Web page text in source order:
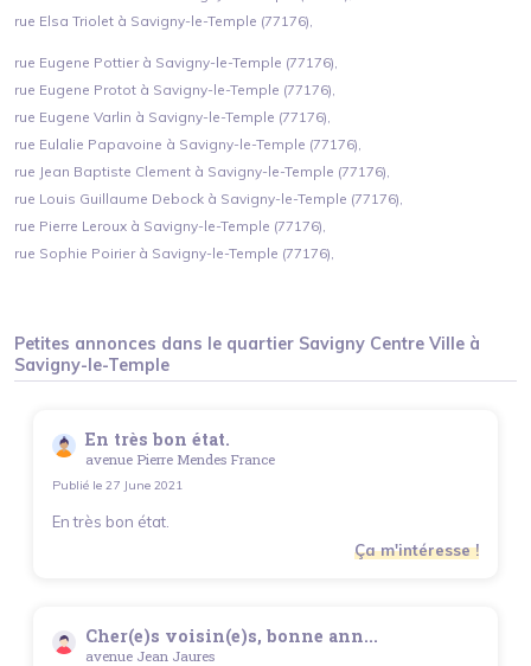
rue Elsa Triolet à Savigny-le-Temple (77176),
rue Eugene Pottier à Savigny-le-Temple (77176),
rue Eugene Protot à Savigny-le-Temple (77176),
rue Eugene Varlin à Savigny-le-Temple (77176),
rue Eulalie Papavoine à Savigny-le-Temple (77176),
rue Jean Baptiste Clement à Savigny-le-Temple (77176),
rue Louis Guillaume Debock à Savigny-le-Temple (77176),
rue Pierre Leroux à Savigny-le-Temple (77176),
rue Sophie Poirier à Savigny-le-Temple (77176),
Petites annonces dans le quartier Savigny Centre Ville à
Savigny-le-Temple
En très bon état.
avenue Pierre Mendes France
Publié le 27 June 2021
En très bon état.
Ça m'intéresse !
Cher(e)s voisin(e)s, bonne ann...
avenue Jean Jaures